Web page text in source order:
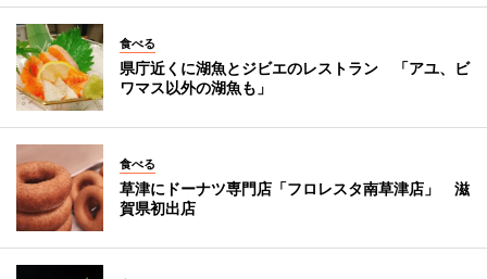
食べる
県庁近くに湖魚とジビエのレストラン 「アユ、ビ
ワマス以外の湖魚も」
食べる
草津にドーナツ専門店「フロレスタ南草津店」 滋
賀県初出店